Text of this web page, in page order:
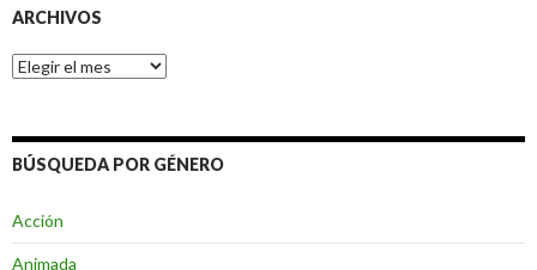
ARCHIVOS
Archivos
BÚSQUEDA POR GÉNERO
Acción
Animada